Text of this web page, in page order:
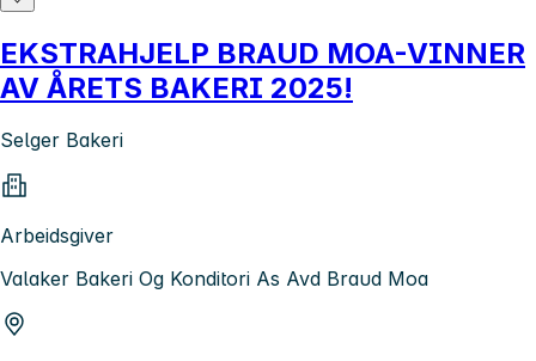
EKSTRAHJELP BRAUD MOA-VINNER
AV ÅRETS BAKERI 2025!
Selger Bakeri
Arbeidsgiver
Valaker Bakeri Og Konditori As Avd Braud Moa